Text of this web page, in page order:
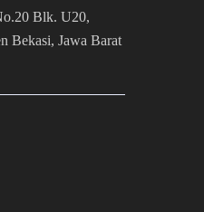
Blk. U20,
Bekasi, Jawa Barat